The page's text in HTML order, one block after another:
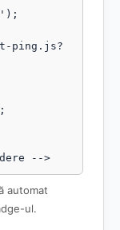
ping.js?
-->
automat
ul.